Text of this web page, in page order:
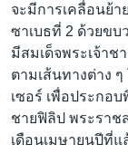
จะมีการเคลื่อนย้
ซาเบธที่ 2 ด้วยข
มีสมเด็จพระเจ้าช
ตามเส้นทางต่าง
เซอร์ เพื่อประกอ
ชายฟิลิป พระราช
เดือนเมษายนปีที่แ